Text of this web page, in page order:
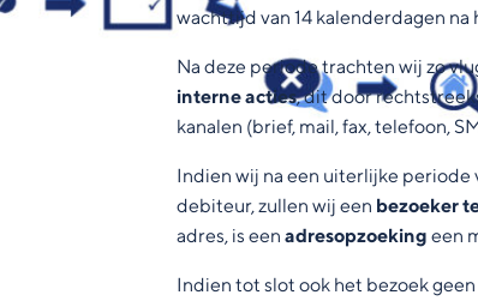
wachttijd van 14 kalenderdagen
Na deze periode trachten wij zo
interne acties, dit door
kanalen (brief, mail, fax, telefoon,
Indien wij na een uiterlijke periode
debiteur, zullen wij een bezoeker
adres, is een adresopzoeking een
Indien tot slot ook het bezoek